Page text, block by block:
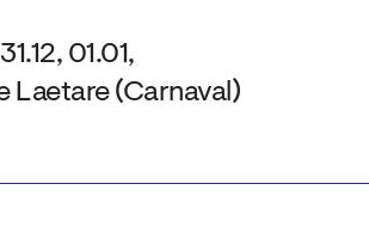
01.01,
Laetare (Carnaval)